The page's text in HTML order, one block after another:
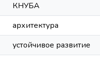
КНУБА
архитектура
устойчивое развитие